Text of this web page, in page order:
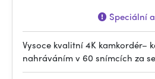
Speciální
Vysoce kvalitní 4K kamkordér–
nahráváním v 60 snímcích za